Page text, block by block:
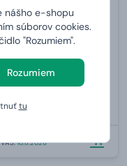
nášho e-shopu
súborov cookies.
"Rozumiem".
Rozumiem
tu
s potlačou Káva v
VÁS:10.8.2026